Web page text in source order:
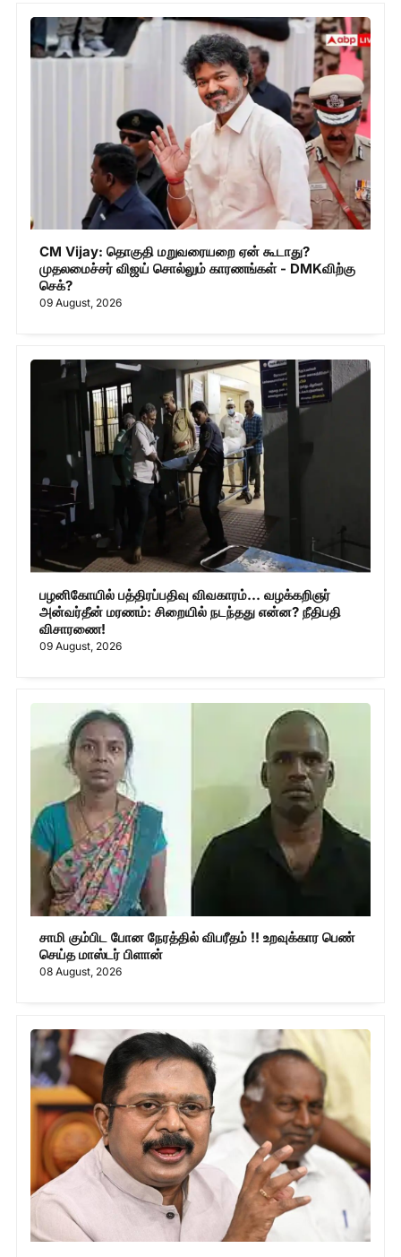
CM Vijay: தொகுதி மறுவரையறை ஏன் கூடாது?
முதலமைச்சர் விஜய் சொல்லும் காரணங்கள் - DMKவிற்கு
செக்?
09 August, 2026
பழனிகோயில் பத்திரப்பதிவு விவகாரம்... வழக்கறிஞர்
அன்வர்தீன் மரணம்: சிறையில் நடந்தது என்ன? நீதிபதி
விசாரணை!
09 August, 2026
சாமி கும்பிட போன நேரத்தில் விபரீதம் !! உறவுக்கார பெண்
செய்த மாஸ்டர் பிளான்
08 August, 2026